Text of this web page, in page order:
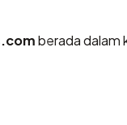
berada